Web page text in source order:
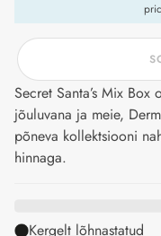
Secret Santa’s Mix
jõuluvana ja meie,
põneva kollektsiooni
hinnaga.
Kergelt lõhnastatud